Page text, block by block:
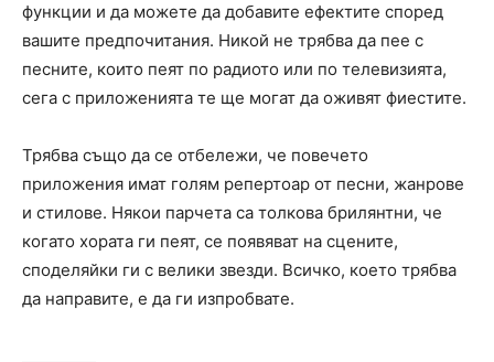
функции и да можете да добавите ефектите според
вашите предпочитания. Никой не трябва да пее с
песните, които пеят по радиото или по телевизията,
сега с приложенията те ще могат да оживят фиестите.
Трябва също да се отбележи, че повечето
приложения имат голям репертоар от песни, жанрове
и стилове. Някои парчета са толкова брилянтни, че
когато хората ги пеят, се появяват на сцените,
споделяйки ги с велики звезди. Всичко, което трябва
да направите, е да ги изпробвате.